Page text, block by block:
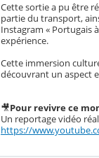
Cette sortie a pu être
partie du transport,
Instagram « Portugais
expérience.
Cette immersion
découvrant un aspect
🎥Pour revivre ce
Un reportage vidéo
https://